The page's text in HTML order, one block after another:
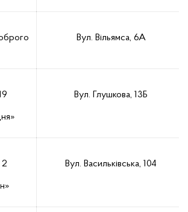
Вул. Вільямса, 6А
Вул. Глушкова, 13Б
Вул. Васильківська, 104